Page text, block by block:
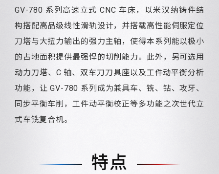
GV-780 系列高速立式 CNC 车床，以米汉纳铸件结
构搭配高品级线性滑轨设计，并搭载高性能伺服定位
刀塔与大扭力输出的强力主轴，使得本系列能以极小
的占地面积提供最强悍的切削能力。此外，另可选用
动力刀塔、C 轴、双车刀刀具座以及工件动平衡分析
功能，让 GV-780 系列成为兼具车、铣、钻、攻牙、
同步平衡车削，工件动平衡校正等多功能之次世代立
式车铣复合机。
特点